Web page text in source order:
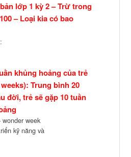
lớp 1 kỳ 2 – Trừ trong
– Loại kia có bao
khủng hoảng của trẻ
Trung bình 20
đời, trẻ sẽ gặp 10 tuần
week
kỹ năng và